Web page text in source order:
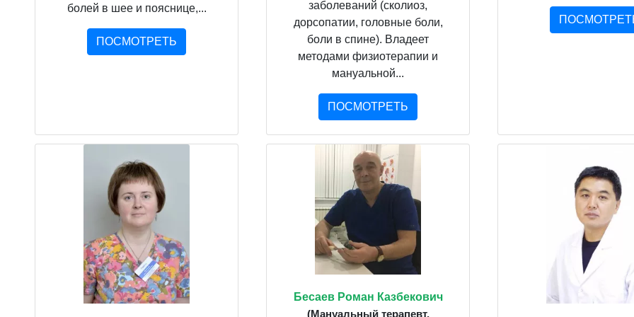
болей в шее и пояснице,...
ПОСМОТРЕТЬ
заболеваний (сколиоз,
дорсопатии, головные боли,
боли в спине). Владеет
методами физиотерапии и
мануальной...
ПОСМОТРЕТЬ
Бесаев Роман Казбекович
(Мануальный терапевт,